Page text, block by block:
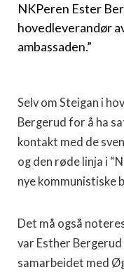
NKPeren Ester
hovedleverandør
ambassaden.”
Selv om Steigan i
Bergerud for å ha
kontakt med de
og den røde linja i
nye kommunistiske
Det må også
var Esther
samarbeidet med